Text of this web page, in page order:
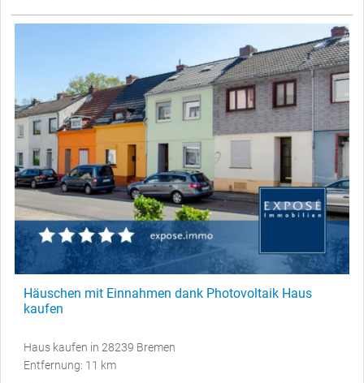
Häuschen mit Einnahmen dank Photovoltaik Haus
kaufen
Haus kaufen in 28239 Bremen
Entfernung: 11 km